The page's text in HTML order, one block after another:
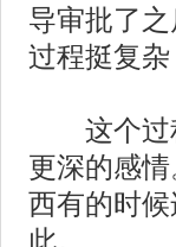
导审批了
过程挺复
这个过程
更深的感
西有的时